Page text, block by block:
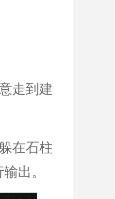
走到建
在石柱
出。